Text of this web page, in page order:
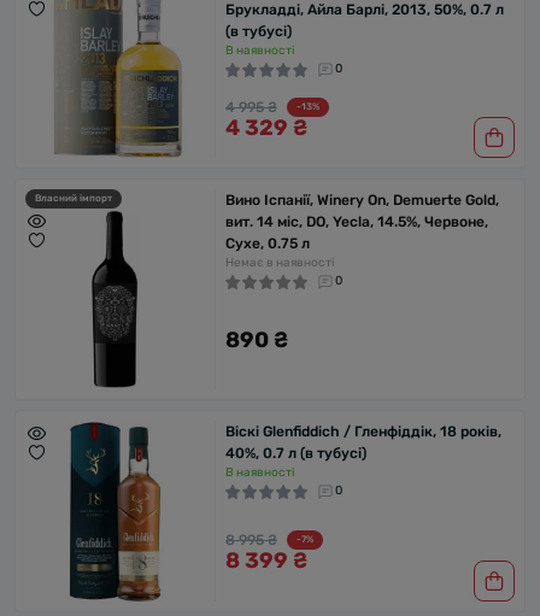
Брукладді, Айла Барлі, 2013, 50%, 0.7 л
(в тубусі)
В наявності
0
4 995 ₴ -13%
4 329 ₴
Власний імпорт
Вино Іспанії, Winery On, Demuerte Gold,
вит. 14 міс, DO, Yecla, 14.5%, Червоне,
Сухе, 0.75 л
Немає в наявності
0
890 ₴
Віскі Glenfiddich / Гленфіддік, 18 років,
40%, 0.7 л (в тубусі)
В наявності
0
8 995 ₴ -7%
8 399 ₴